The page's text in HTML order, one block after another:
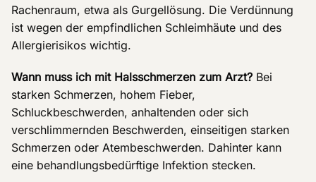
Rachenraum, etwa als Gurgellösung. Die Verdünnung
ist wegen der empfindlichen Schleimhäute und des
Allergierisikos wichtig.
Wann muss ich mit Halsschmerzen zum Arzt? Bei
starken Schmerzen, hohem Fieber,
Schluckbeschwerden, anhaltenden oder sich
verschlimmernden Beschwerden, einseitigen starken
Schmerzen oder Atembeschwerden. Dahinter kann
eine behandlungsbedürftige Infektion stecken.